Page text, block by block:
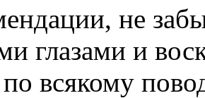
не
глазами и
всякому